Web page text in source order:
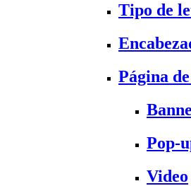
Tipo de
Página
Pop-
Video